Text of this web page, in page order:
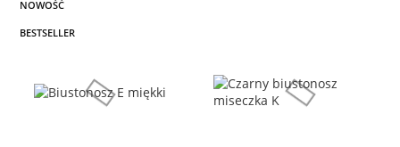
NOWOŚĆ
BESTSELLER